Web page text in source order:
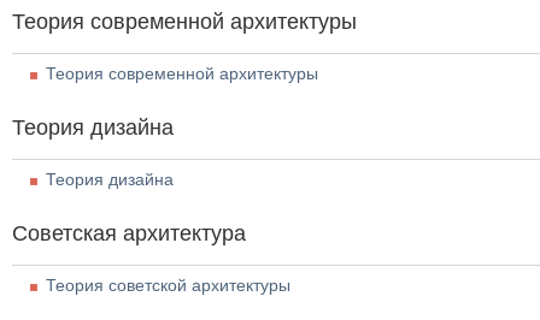
Теория современной архитектуры
Теория современной архитектуры
Теория дизайна
Теория дизайна
Советская архитектура
Теория советской архитектуры